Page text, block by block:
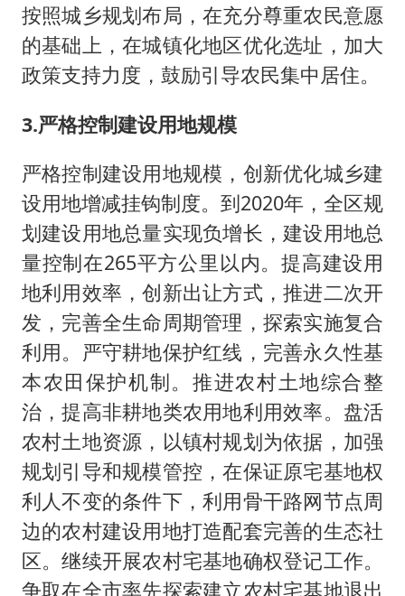
按照城乡规划布局，在充分尊重农民意愿
的基础上，在城镇化地区优化选址，加大
政策支持力度，鼓励引导农民集中居住。
3.严格控制建设用地规模
严格控制建设用地规模，创新优化城乡建
设用地增减挂钩制度。到2020年，全区规
划建设用地总量实现负增长，建设用地总
量控制在265平方公里以内。提高建设用
地利用效率，创新出让方式，推进二次开
发，完善全生命周期管理，探索实施复合
利用。严守耕地保护红线，完善永久性基
本农田保护机制。推进农村土地综合整
治，提高非耕地类农用地利用效率。盘活
农村土地资源，以镇村规划为依据，加强
规划引导和规模管控，在保证原宅基地权
利人不变的条件下，利用骨干路网节点周
边的农村建设用地打造配套完善的生态社
区。继续开展农村宅基地确权登记工作。
争取在全市率先探索建立农村宅基地退出